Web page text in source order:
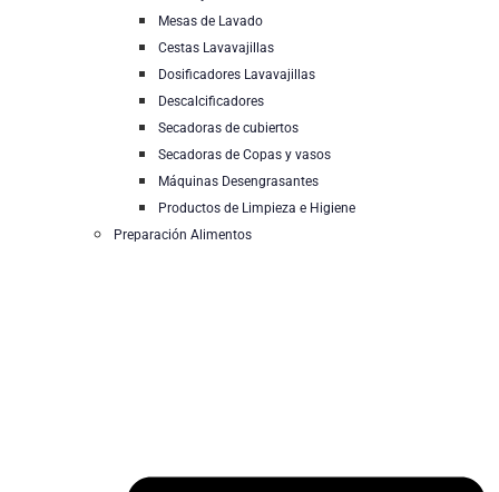
Mesas de Lavado
Cestas Lavavajillas
Dosificadores Lavavajillas
Descalcificadores
Secadoras de cubiertos
Secadoras de Copas y vasos
Máquinas Desengrasantes
Productos de Limpieza e Higiene
Preparación Alimentos